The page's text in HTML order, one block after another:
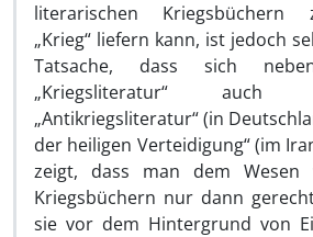
literarischen Kriegsbüchern
„Krieg“ liefern kann, ist jedoch
Tatsache, dass sich
„Kriegsliteratur“
„Antikriegsliteratur“ (in
der heiligen Verteidigung“ (im
zeigt, dass man dem Wesen
Kriegsbüchern nur dann
sie vor dem Hintergrund von